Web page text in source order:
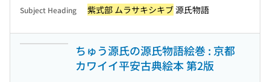
Subject Heading 紫式部 ムラサキシキブ源氏物語
ちゅう源氏の源氏物語絵巻 : 京都
カワイイ平安古典絵本 第2版